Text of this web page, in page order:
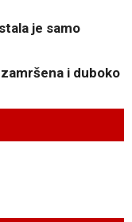
je samo
zamršena i duboko